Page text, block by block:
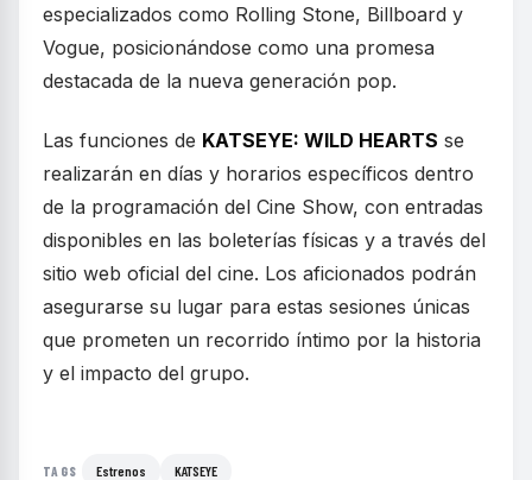
especializados como Rolling Stone, Billboard y
Vogue, posicionándose como una promesa
destacada de la nueva generación pop.
Las funciones de KATSEYE: WILD HEARTS se
realizarán en días y horarios específicos dentro
de la programación del Cine Show, con entradas
disponibles en las boleterías físicas y a través del
sitio web oficial del cine. Los aficionados podrán
asegurarse su lugar para estas sesiones únicas
que prometen un recorrido íntimo por la historia
y el impacto del grupo.
TAGS Estrenos KATSEYE